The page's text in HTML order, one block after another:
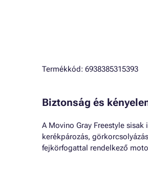
Termékkód: 6938385315393
Biztonság és
A Movino Gray Freestyle
kerékpározás,
fejkörfogattal rendelkező